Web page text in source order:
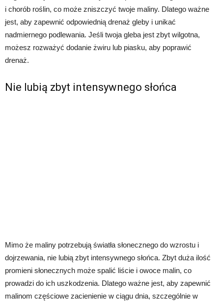
i chorób roślin, co może zniszczyć twoje maliny. Dlatego ważne
jest, aby zapewnić odpowiednią drenaż gleby i unikać
nadmiernego podlewania. Jeśli twoja gleba jest zbyt wilgotna,
możesz rozważyć dodanie żwiru lub piasku, aby poprawić
drenaż.
Nie lubią zbyt intensywnego słońca
Mimo że maliny potrzebują światła słonecznego do wzrostu i
dojrzewania, nie lubią zbyt intensywnego słońca. Zbyt duża ilość
promieni słonecznych może spalić liście i owoce malin, co
prowadzi do ich uszkodzenia. Dlatego ważne jest, aby zapewnić
malinom częściowe zacienienie w ciągu dnia, szczególnie w